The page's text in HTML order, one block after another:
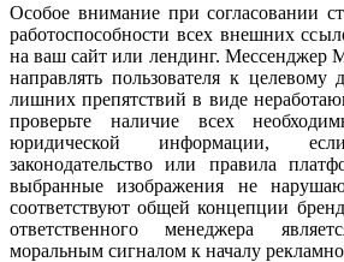
Особое внимание при согласовании
работоспособности всех внешних
на ваш сайт или лендинг. Мессенджер
направлять пользователя к целевому
лишних препятствий в виде
проверьте наличие всех
юридической информации,
законодательство или правила
выбранные изображения не
соответствуют общей концепции
ответственного менеджера
моральным сигналом к началу